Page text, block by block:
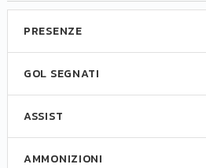
PRESENZE
GOL SEGNATI
ASSIST
AMMONIZIONI